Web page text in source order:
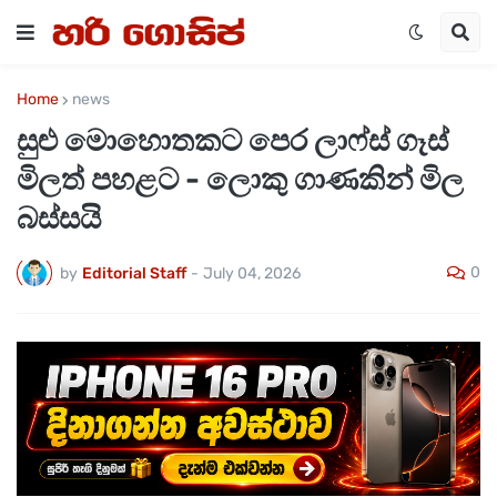
Home news
සුළු මොහොතකට පෙර ලාෆ්ස් ගෑස්
මිලත් පහළට - ලොකු ගාණකින් මිල
බස්සයි
by Editorial Staff - July 04, 2026 0